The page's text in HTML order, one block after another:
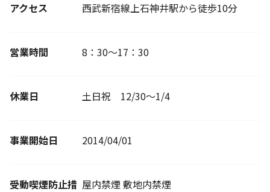
アクセス 西武新宿線上石神井駅から徒歩10分
営業時間 8：30～17：30
休業日 土日祝 12/30～1/4
事業開始日 2014/04/01
受動喫煙防止措 屋内禁煙 敷地内禁煙